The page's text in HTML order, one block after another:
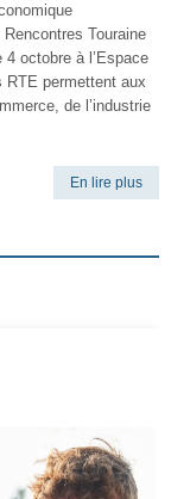
Touraine
octobre à l’Espace
RTE permettent aux
de l’industrie
En lire plus